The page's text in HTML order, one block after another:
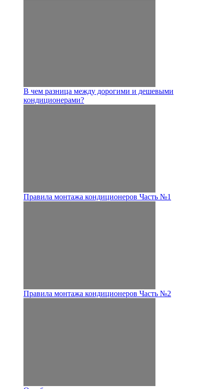
В чем разница между дорогими и дешевыми
кондиционерами?
Правила монтажа кондиционеров Часть №1
Правила монтажа кондиционеров Часть №2